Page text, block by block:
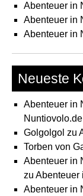
Abenteuer in
Abenteuer in
Abenteuer in
Neueste
Abenteuer in
Nuntiovolo.de
Golgolgol zu
Torben von
Abenteuer in
zu Abenteuer
Abenteuer in